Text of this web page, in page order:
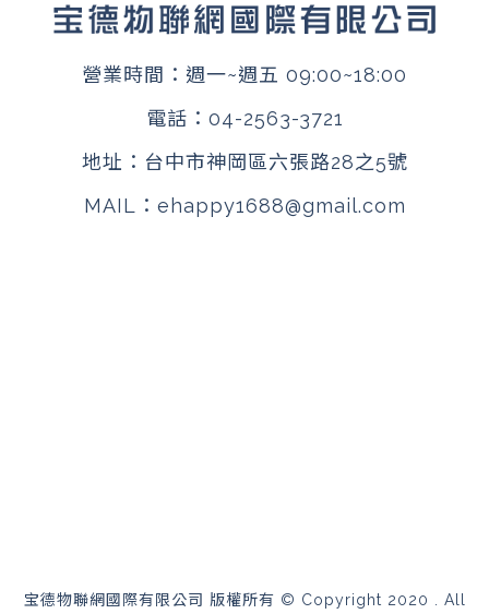
營業時間：週一~週五 09:00~18:00
電話： 04-2563-3721
地址： 台中市神岡區六張路28之5號
MAIL： ehappy1688@gmail.com
宝德物聯網國際有限公司 版權所有 © Copyright 2020 . All